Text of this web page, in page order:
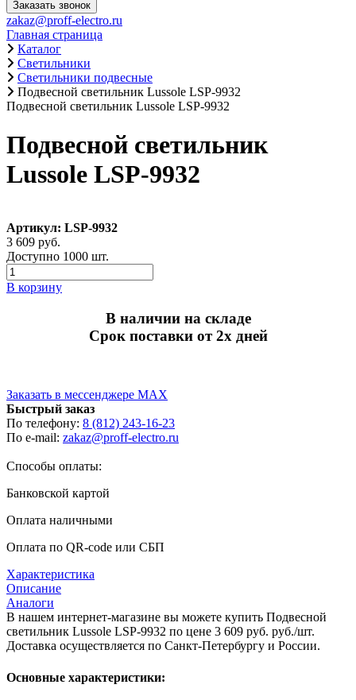
Заказать звонок
zakaz@proff-electro.ru
Главная страница
Каталог
Светильники
Светильники подвесные
Подвесной светильник Lussole LSP-9932
Подвесной светильник Lussole LSP-9932
Подвесной светильник
Lussole LSP-9932
Артикул: LSP-9932
3 609 руб.
Доступно 1000 шт.
В корзину
В наличии на складе
Срок поставки от 2х дней
Заказать в мессенджере MAX
Быстрый заказ
По телефону: 8 (812) 243-16-23
По e-mail: zakaz@proff-electro.ru
Способы оплаты:
Банковской картой
Оплата наличными
Оплата по QR-code или СБП
Характеристика
Описание
Аналоги
В нашем интернет-магазине вы можете купить Подвесной
светильник Lussole LSP-9932 по цене 3 609 руб. руб./шт.
Доставка осуществляется по Санкт-Петербургу и России.
Основные характеристики: